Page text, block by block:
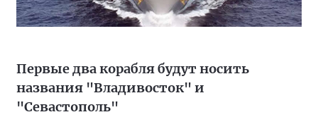
Первые два корабля будут носить
названия "Владивосток" и
"Севастополь"